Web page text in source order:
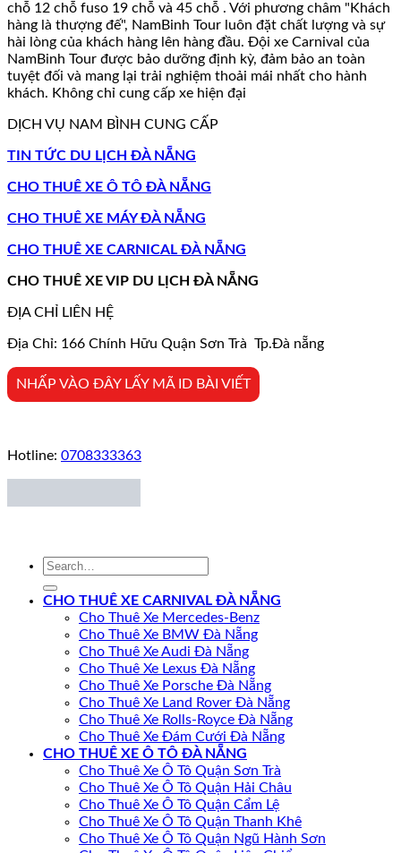
chỗ 12 chỗ fuso 19 chỗ và 45 chỗ . Với phương châm "Khách
hàng là thượng đế", NamBinh Tour luôn đặt chất lượng và sự
hài lòng của khách hàng lên hàng đầu. Đội xe Carnival của
NamBinh Tour được bảo dưỡng định kỳ, đảm bảo an toàn
tuyệt đối và mang lại trải nghiệm thoải mái nhất cho hành
khách. Không chỉ cung cấp xe hiện đại
DỊCH VỤ NAM BÌNH CUNG CẤP
TIN TỨC DU LỊCH ĐÀ NẴNG
CHO THUÊ XE Ô TÔ ĐÀ NẴNG
CHO THUÊ XE MÁY ĐÀ NẴNG
CHO THUÊ XE CARNICAL ĐÀ NẴNG
CHO THUÊ XE VIP DU LỊCH ĐÀ NẴNG
ĐỊA CHỈ LIÊN HỆ
Địa Chỉ: 166 Chính Hữu Quận Sơn Trà Tp.Đà nẵng
NHẤP VÀO ĐÂY LẤY MÃ ID BÀI VIẾT
Hotline: 0708333363
CHO THUÊ XE CARNIVAL ĐÀ NẴNG
Cho Thuê Xe Mercedes-Benz
Cho Thuê Xe BMW Đà Nẵng
Cho Thuê Xe Audi Đà Nẵng
Cho Thuê Xe Lexus Đà Nẵng
Cho Thuê Xe Porsche Đà Nẵng
Cho Thuê Xe Land Rover Đà Nẵng
Cho Thuê Xe Rolls-Royce Đà Nẵng
Cho Thuê Xe Đám Cưới Đà Nẵng
CHO THUÊ XE Ô TÔ ĐÀ NẴNG
Cho Thuê Xe Ô Tô Quận Sơn Trà
Cho Thuê Xe Ô Tô Quận Hải Châu
Cho Thuê Xe Ô Tô Quận Cẩm Lệ
Cho Thuê Xe Ô Tô Quận Thanh Khê
Cho Thuê Xe Ô Tô Quận Ngũ Hành Sơn